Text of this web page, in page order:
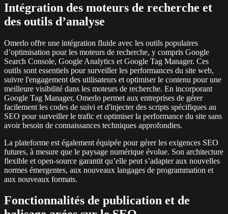
Intégration des moteurs de recherche et
des outils d’analyse
Omerlo offre une intégration fluide avec les outils populaires
d’optimisation pour les moteurs de recherche, y compris Google
Search Console, Google Analytics et Google Tag Manager. Ces
outils sont essentiels pour surveiller les performances du site web,
suivre l'engagement des utilisateurs et optimiser le contenu pour une
meilleure visibilité dans les moteurs de recherche. En incorporant
Google Tag Manager, Omerlo permet aux entreprises de gérer
facilement les codes de suivi et d'injecter des scripts spécifiques au
SEO pour surveiller le trafic et optimiser la performance du site sans
avoir besoin de connaissances techniques approfondies.
La plateforme est également équipée pour gérer les exigences SEO
futures, à mesure que le paysage numérique évolue. Son architecture
flexible et open-source garantit qu’elle peut s’adapter aux nouvelles
normes émergentes, aux nouveaux langages de programmation et
aux nouveaux formats.
Fonctionnalités de publication et de